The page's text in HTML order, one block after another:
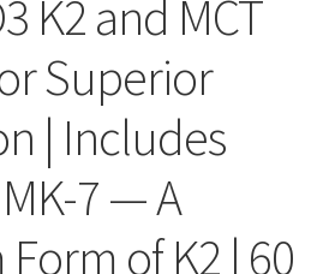
K2 and MCT
Superior
| Includes
MK-7 — A
of K2 | 60